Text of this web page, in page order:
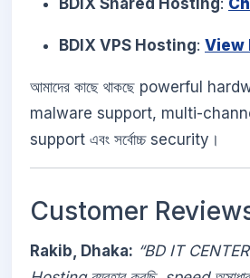
BDIX VPS Hosting: View
আমাদের কাছে থাকছে powerful
malware support, multi-
support এবং সর্বোচ্চ security।
Customer
Rakib, Dhaka: “BD IT